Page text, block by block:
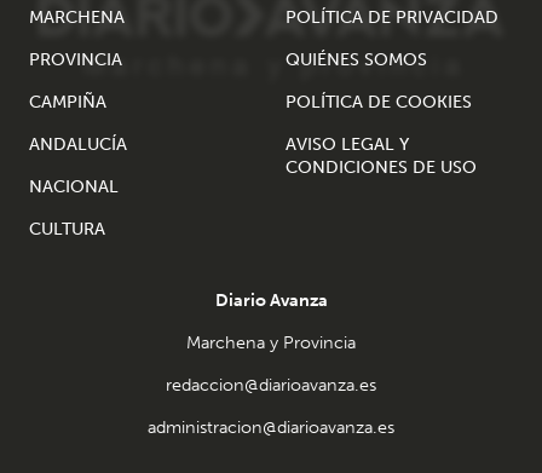
MARCHENA
PROVINCIA
CAMPIÑA
ANDALUCÍA
NACIONAL
CULTURA
POLÍTICA DE PRIVACIDAD
QUIÉNES SOMOS
POLÍTICA DE COOKIES
AVISO LEGAL Y
CONDICIONES DE USO
Diario Avanza
Marchena y Provincia
redaccion@diarioavanza.es
administracion@diarioavanza.es